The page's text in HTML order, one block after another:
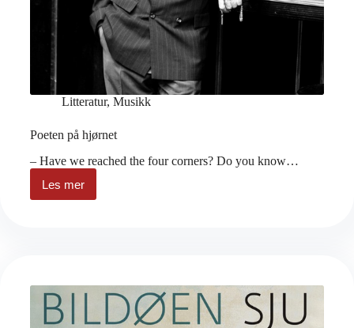
Litteratur, Musikk
Poeten på hjørnet
– Have we reached the four corners? Do you know…
Les mer
Poeten
på